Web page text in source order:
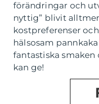
förändringar och
nyttig” blivit
kostpreferenser
hälsosam
fantastiska smaken
kan ge!